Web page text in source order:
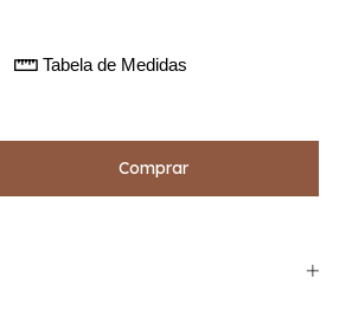
Tabela de Medidas